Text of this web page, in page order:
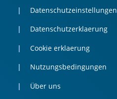
Datenschutzeinstellungen
Datenschutzerklaerung
Cookie erklaerung
Nutzungsbedingungen
Über uns